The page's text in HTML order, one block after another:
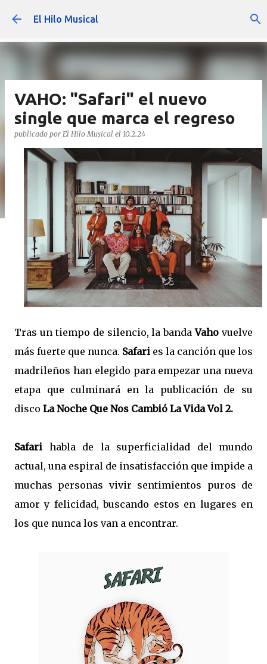
Ir al contenido principal
El Hilo Musical
VAHO: "Safari" el nuevo
single que marca el regreso
publicado por El Hilo Musical el 10.2.24
Tras un tiempo de silencio, la bandaVaho vuelve
más fuerte que nunca. Safari es la canción que los
madrileños han elegido para empezar una nueva
etapa que culminará en la publicación de su
disco La Noche Que Nos Cambió La Vida Vol 2.
Safari habla de la superficialidad del mundo
actual, una espiral de insatisfacción que impide a
muchas personas vivir sentimientos puros de
amor y felicidad, buscando estos en lugares en
los que nunca los van a encontrar.